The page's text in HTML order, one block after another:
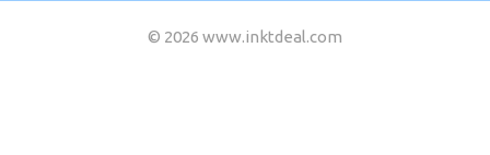
© 2026 www.inktdeal.com